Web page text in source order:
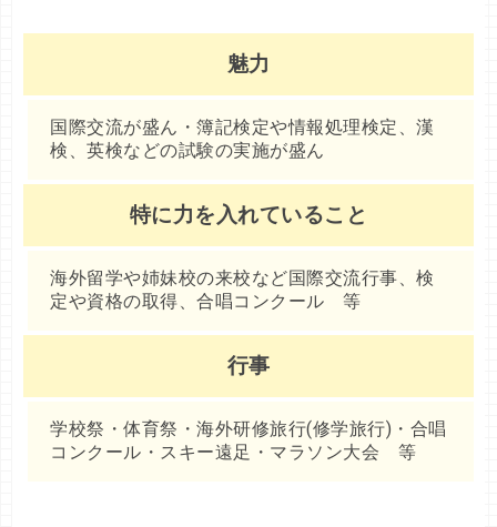
魅力
国際交流が盛ん・簿記検定や情報処理検定、漢
検、英検などの試験の実施が盛ん
特に力を入れていること
海外留学や姉妹校の来校など国際交流行事、検
定や資格の取得、合唱コンクール 等
行事
学校祭・体育祭・海外研修旅行(修学旅行)・合唱
コンクール・スキー遠足・マラソン大会 等